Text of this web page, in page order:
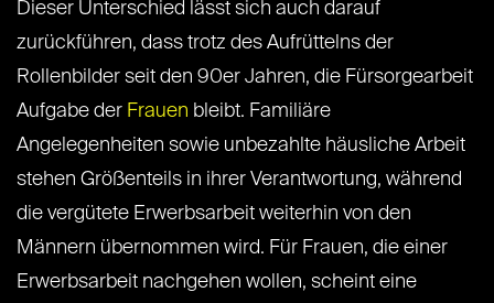
Dieser Unterschied lässt sich auch darauf
zurückführen, dass trotz des Aufrüttelns der
Rollenbilder seit den 90er Jahren, die Fürsorgearbeit
Aufgabe der Frauen bleibt. Familiäre
Angelegenheiten sowie unbezahlte häusliche Arbeit
stehen Größenteils in ihrer Verantwortung, während
die vergütete Erwerbsarbeit weiterhin von den
Männern übernommen wird. Für Frauen, die einer
Erwerbsarbeit nachgehen wollen, scheint eine